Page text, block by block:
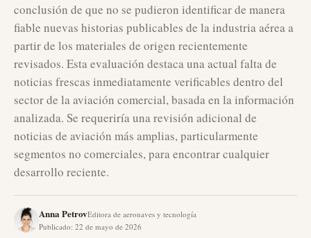
conclusión de que no se pudieron identificar de manera
fiable nuevas historias publicables de la industria aérea a
partir de los materiales de origen recientemente
revisados. Esta evaluación destaca una actual falta de
noticias frescas inmediatamente verificables dentro del
sector de la aviación comercial, basada en la información
analizada. Se requeriría una revisión adicional de
noticias de aviación más amplias, particularmente
segmentos no comerciales, para encontrar cualquier
desarrollo reciente.
Anna PetrovEditora de aeronaves y tecnología
Publicado: 22 de mayo de 2026